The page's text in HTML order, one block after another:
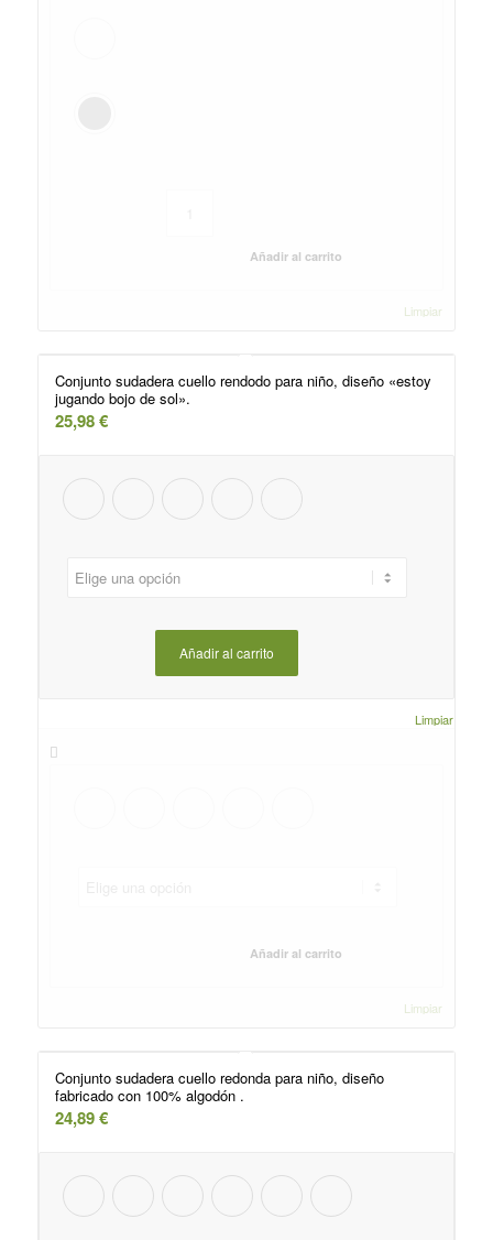
Limpiar
Añadir al carrito
Conjunto sudadera cuello rendodo para niño, diseño «estoy
jugando bojo de sol».
25,98€
Limpiar
Añadir al carrito
Limpiar
Añadir al carrito
Conjunto sudadera cuello redonda para niño, diseño
fabricado con 100% algodón .
24,89€